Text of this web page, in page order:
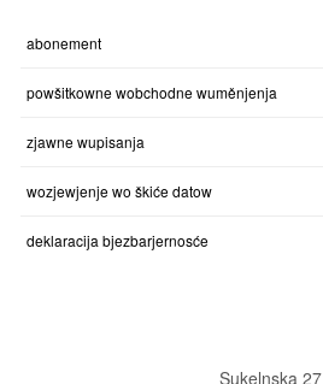
abonement
powšitkowne wobchodne wuměnjenja
zjawne wupisanja
wozjewjenje wo škiće datow
deklaracija bjezbarjernosće
Sukelnska 27